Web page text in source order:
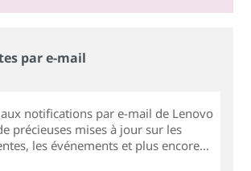
par e-mail
notifications par e-mail de Lenovo
précieuses mises à jour sur les
les événements et plus encore...